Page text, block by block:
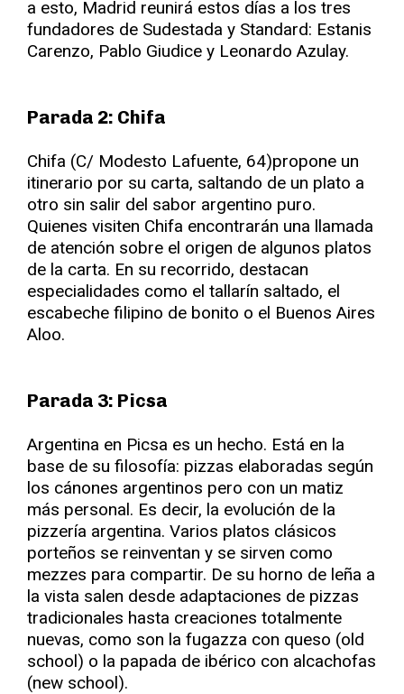
a esto, Madrid reunirá estos días a los tres
fundadores de Sudestada y Standard: Estanis
Carenzo, Pablo Giudice y Leonardo Azulay.
Parada 2: Chifa
Chifa (C/ Modesto Lafuente, 64)propone un
itinerario por su carta, saltando de un plato a
otro sin salir del sabor argentino puro.
Quienes visiten Chifa encontrarán una llamada
de atención sobre el origen de algunos platos
de la carta. En su recorrido, destacan
especialidades como el tallarín saltado, el
escabeche filipino de bonito o el Buenos Aires
Aloo.
Parada 3: Picsa
Argentina en Picsa es un hecho. Está en la
base de su filosofía: pizzas elaboradas según
los cánones argentinos pero con un matiz
más personal. Es decir, la evolución de la
pizzería argentina. Varios platos clásicos
porteños se reinventan y se sirven como
mezzes para compartir. De su horno de leña a
la vista salen desde adaptaciones de pizzas
tradicionales hasta creaciones totalmente
nuevas, como son la fugazza con queso (old
school) o la papada de ibérico con alcachofas
(new school).